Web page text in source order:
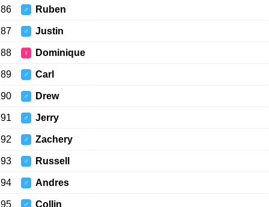
86 ♂ Ruben
87 ♂ Justin
88 ♀ Dominique
89 ♂ Carl
90 ♂ Drew
91 ♂ Jerry
92 ♂ Zachery
93 ♂ Russell
94 ♂ Andres
95 ♂ Collin